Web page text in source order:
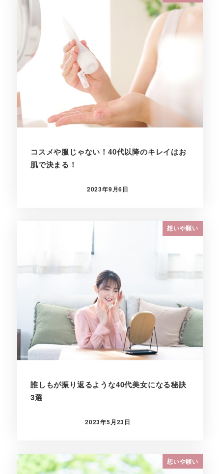
コスメや服じゃない！40代以降のキレイはお
肌で決まる！
投稿日
2023年9月6日
想いや願い
誰しもが振り返るような40代美女になる秘訣
3選
投稿日
2023年5月23日
想いや願い